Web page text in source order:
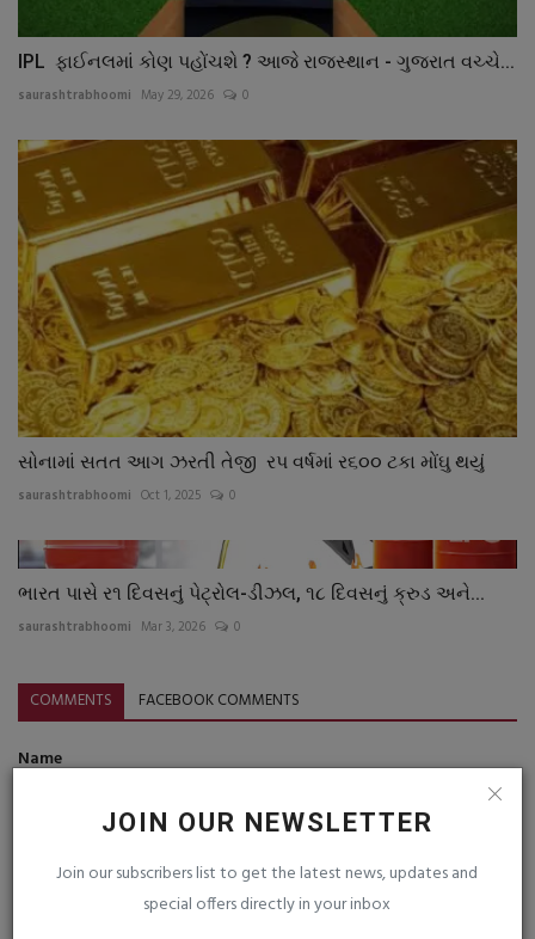
JOIN OUR NEWSLETTER
Join our subscribers list to get the latest news, updates and
special offers directly in your inbox
IPL ફાઈનલમાં કોણ પહોંચશે ? આજે રાજસ્થાન - ગુજરાત વચ્ચે...
saurashtrabhoomi May 29, 2026 0
સોનામાં સતત આગ ઝરતી તેજી રપ વર્ષમાં ર૬૦૦ ટકા મોંઘુ થયું
saurashtrabhoomi Oct 1, 2025 0
ભારત પાસે ર૧ દિવસનું પેટ્રોલ-ડીઝલ, ૧૮ દિવસનું ક્રુડ અને...
saurashtrabhoomi Mar 3, 2026 0
COMMENTS FACEBOOK COMMENTS
Name